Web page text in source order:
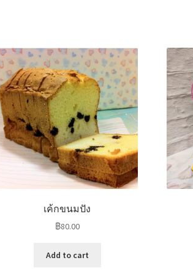
เค้กขนมปัง
฿80.00
Add to cart